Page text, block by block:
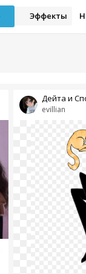
Эффекты
evillian
Дейта и